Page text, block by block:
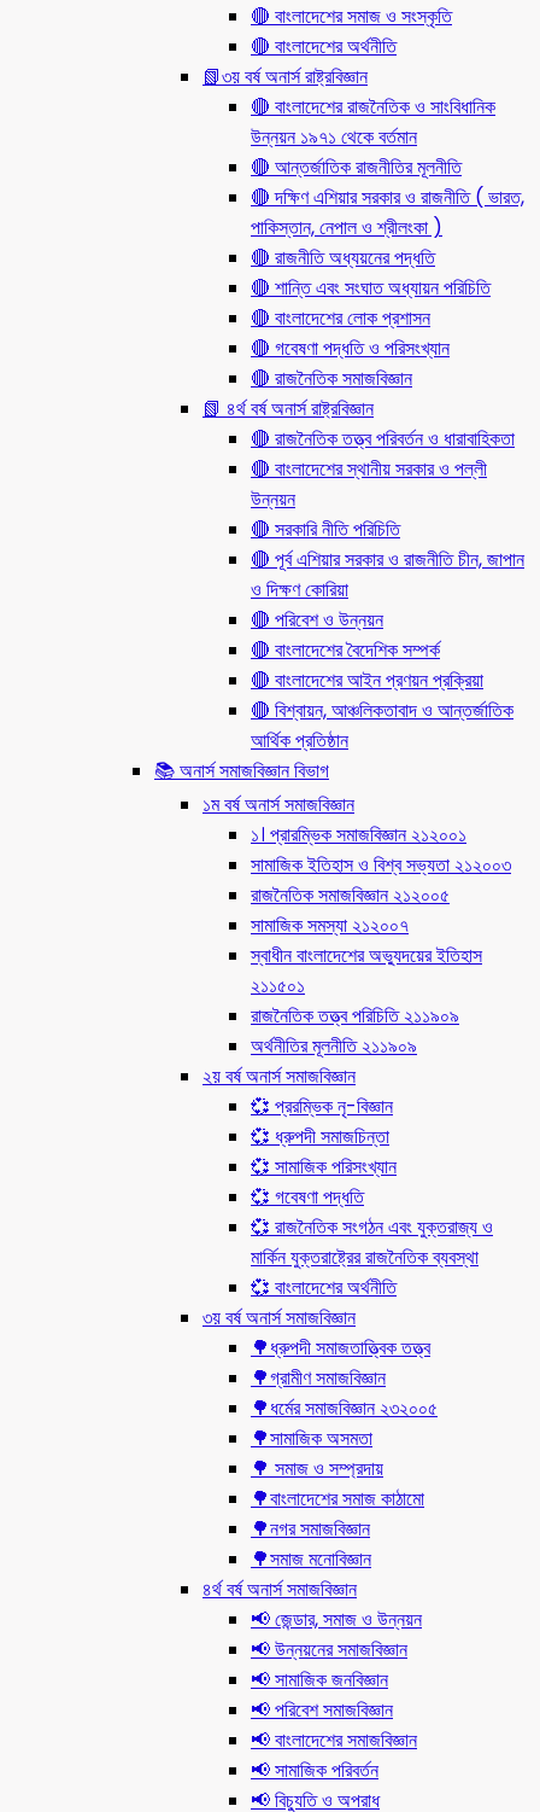
🔴 বাংলাদেশের সমাজ ও সংস্কৃতি
🔴 বাংলাদেশের অর্থনীতি
📗৩য় বর্ষ অনার্স রাষ্ট্রবিজ্ঞান
🔴 বাংলাদেশের রাজনৈতিক ও সাংবিধানিক
উন্নয়ন ১৯৭১ থেকে বর্তমান
🔴 আন্তর্জাতিক রাজনীতির মূলনীতি
🔴 দক্ষিণ এশিয়ার সরকার ও রাজনীতি ( ভারত,
পাকিস্তান, নেপাল ও শ্রীলংকা )
🔴 রাজনীতি অধ্যয়নের পদ্ধতি
🔴 শান্তি এবং সংঘাত অধ্যায়ন পরিচিতি
🔴 বাংলাদেশের লোক প্রশাসন
🔴 গবেষণা পদ্ধতি ও পরিসংখ্যান
🔴 রাজনৈতিক সমাজবিজ্ঞান
📗 ৪র্থ বর্ষ অনার্স রাষ্ট্রবিজ্ঞান
🔴 রাজনৈতিক তত্ত্ব পরিবর্তন ও ধারাবাহিকতা
🔴 বাংলাদেশের স্থানীয় সরকার ও পল্লী
উন্নয়ন
🔴 সরকারি নীতি পরিচিতি
🔴 পূর্ব এশিয়ার সরকার ও রাজনীতি চীন, জাপান
ও দিক্ষণ কোরিয়া
🔴 পরিবেশ ও উন্নয়ন
🔴 বাংলাদেশের বৈদেশিক সম্পর্ক
🔴 বাংলাদেশের আইন প্রণয়ন প্রক্রিয়া
🔴 বিশ্বায়ন, আঞ্চলিকতাবাদ ও আন্তর্জাতিক
আর্থিক প্রতিষ্ঠান
📚 অনার্স সমাজবিজ্ঞান বিভাগ
১ম বর্ষ অনার্স সমাজবিজ্ঞান
১। প্রারম্ভিক সমাজবিজ্ঞান ২১২০০১
সামাজিক ইতিহাস ও বিশ্ব সভ্যতা ২১২০০৩
রাজনৈতিক সমাজবিজ্ঞান ২১২০০৫
সামাজিক সমস্যা ২১২০০৭
স্বাধীন বাংলাদেশের অভ্যুদয়ের ইতিহাস
২১১৫০১
রাজনৈতিক তত্ত্ব পরিচিতি ২১১৯০৯
অর্থনীতির মূলনীতি ২১১৯০৯
২য় বর্ষ অনার্স সমাজবিজ্ঞান
💞 প্ররম্ভিক নৃ-বিজ্ঞান
💞 ধ্রুপদী সমাজচিন্তা
💞 সামাজিক পরিসংখ্যান
💞 গবেষণা পদ্ধতি
💞 রাজনৈতিক সংগঠন এবং যুক্তরাজ্য ও
মার্কিন যুক্তরাষ্ট্রের রাজনৈতিক ব্যবস্থা
💞 বাংলাদেশের অর্থনীতি
৩য় বর্ষ অনার্স সমাজবিজ্ঞান
🌳ধ্রুপদী সমাজতাত্ত্বিক তত্ত্ব
🌳গ্রামীণ সমাজবিজ্ঞান
🌳ধর্মের সমাজবিজ্ঞান ২৩২০০৫
🌳সামাজিক অসমতা
🌳 সমাজ ও সম্প্রদায়
🌳বাংলাদেশের সমাজ কাঠামো
🌳নগর সমাজবিজ্ঞান
🌳সমাজ মনোবিজ্ঞান
৪র্থ বর্ষ অনার্স সমাজবিজ্ঞান
📢 জেন্ডার, সমাজ ও উন্নয়ন
📢 উন্নয়নের সমাজবিজ্ঞান
📢 সামাজিক জনবিজ্ঞান
📢 পরিবেশ সমাজবিজ্ঞান
📢 বাংলাদেশের সমাজবিজ্ঞান
📢 সামাজিক পরিবর্তন
📢 বিচ্যুতি ও অপরাধ